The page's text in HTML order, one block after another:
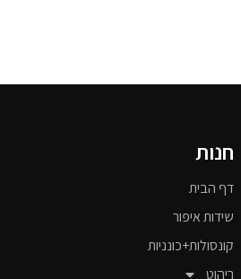
חנות
דף הבית
שידות איפור
קונסולות+כונניות
ריהוט